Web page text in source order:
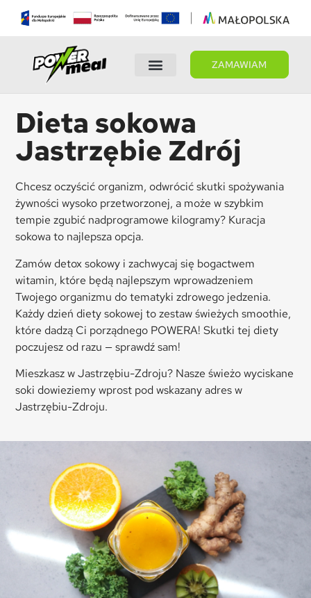
ZAMAWIAM
Dieta sokowa
Jastrzębie Zdrój
Chcesz oczyścić organizm, odwrócić skutki spożywania
żywności wysoko przetworzonej, a może w szybkim
tempie zgubić nadprogramowe kilogramy? Kuracja
sokowa to najlepsza opcja.
Zamów detox sokowy i zachwycaj się bogactwem
witamin, które będą najlepszym wprowadzeniem
Twojego organizmu do tematyki zdrowego jedzenia.
Każdy dzień diety sokowej to zestaw świeżych smoothie,
które dadzą Ci porządnego POWERA! Skutki tej diety
poczujesz od razu — sprawdź sam!
Mieszkasz w Jastrzębiu-Zdroju? Nasze świeżo wyciskane
soki dowieziemy wprost pod wskazany adres w
Jastrzębiu-Zdroju.